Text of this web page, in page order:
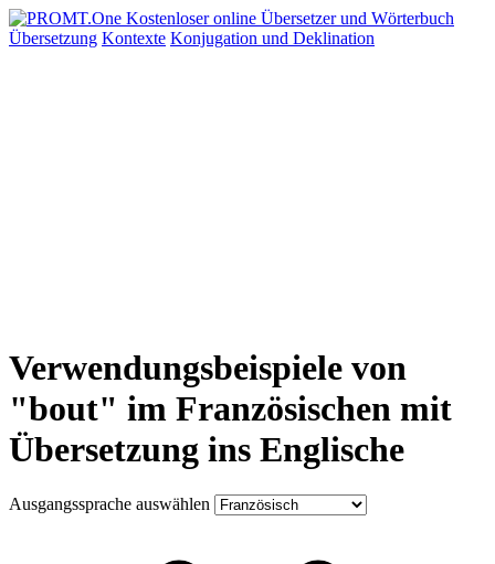
Übersetzung Kontexte Konjugation und Deklination
Verwendungsbeispiele von
"bout" im Französischen mit
Übersetzung ins Englische
Ausgangssprache auswählen